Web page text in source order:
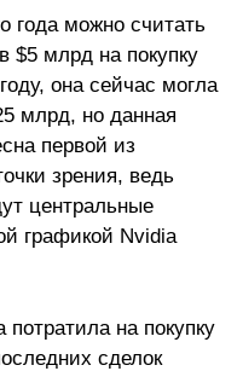
года можно считать
$5 млрд на покупку
она сейчас могла
млрд, но данная
первой из
зрения, ведь
центральные
графикой Nvidia
на покупку
сделок